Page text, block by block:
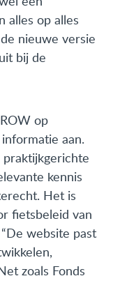
alles op alles
nieuwe versie
bij de
op
aan.
kennis
Het is
fietsbeleid van
website past
zoals Fonds